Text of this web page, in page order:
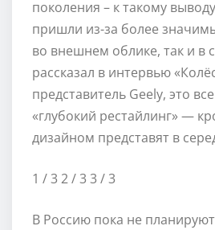
поколения – к такому
пришли из-за более
во внешнем облике, так и в
рассказал в интервью
представитель Geely, это
«глубокий рестайлинг» —
дизайном представят в
1 / 3 2/ 3 3 / 3
В Россию пока не